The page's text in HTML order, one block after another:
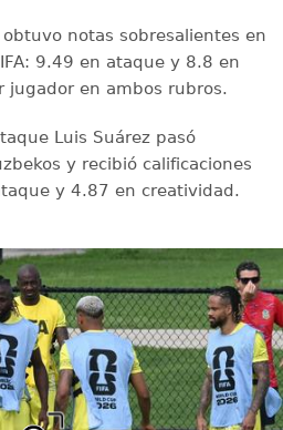
notas sobresalientes en
9.49 en ataque y 8.8 en
jugador en ambos rubros.
Luis Suárez pasó
y recibió calificaciones
y 4.87 en creatividad.